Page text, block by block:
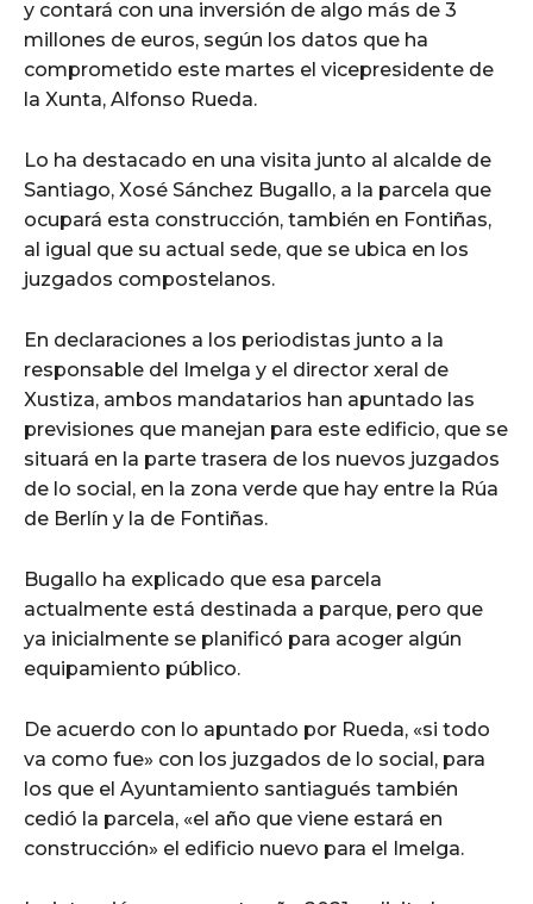
y contará con una inversión de algo más de 3
millones de euros, según los datos que ha
comprometido este martes el vicepresidente de
la Xunta, Alfonso Rueda.
Lo ha destacado en una visita junto al alcalde de
Santiago, Xosé Sánchez Bugallo, a la parcela que
ocupará esta construcción, también en Fontiñas,
al igual que su actual sede, que se ubica en los
juzgados compostelanos.
En declaraciones a los periodistas junto a la
responsable del Imelga y el director xeral de
Xustiza, ambos mandatarios han apuntado las
previsiones que manejan para este edificio, que se
situará en la parte trasera de los nuevos juzgados
de lo social, en la zona verde que hay entre la Rúa
de Berlín y la de Fontiñas.
Bugallo ha explicado que esa parcela
actualmente está destinada a parque, pero que
ya inicialmente se planificó para acoger algún
equipamiento público.
De acuerdo con lo apuntado por Rueda, «si todo
va como fue» con los juzgados de lo social, para
los que el Ayuntamiento santiagués también
cedió la parcela, «el año que viene estará en
construcción» el edificio nuevo para el Imelga.